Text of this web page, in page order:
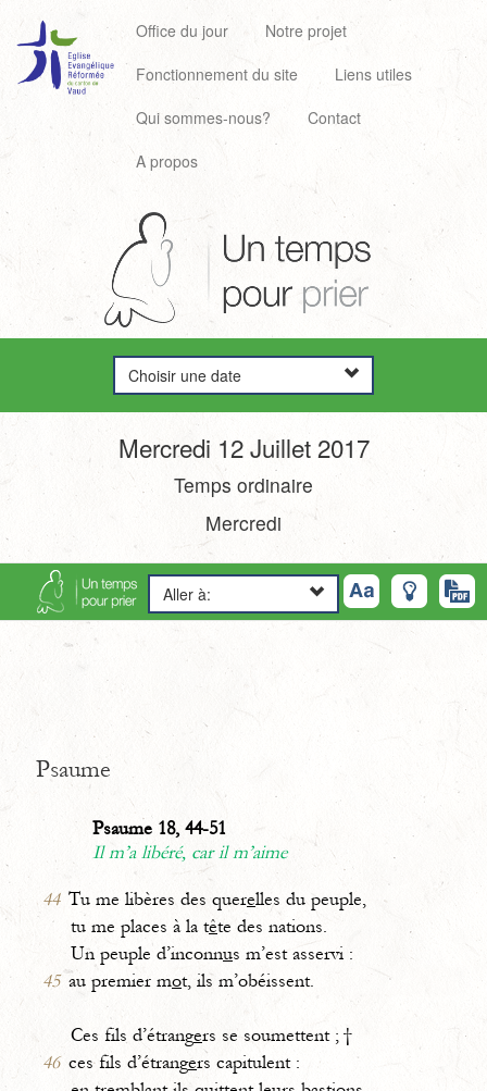
Office du jour
Notre projet
Fonctionnement du site
Liens utiles
Qui sommes-nous?
Contact
A propos
Choisir une date
Mercredi 12 Juillet 2017
Temps ordinaire
Mercredi
Aller à:
Psaume
Psaume 18, 44-51
Il m’a libéré, car il m’aime
44 Tu me libères des querelles du peuple,
tu me places à la tête des nations.
Un peuple d’inconnus m’est asservi :
45 au premier mot, ils m’obéissent.
Ces fils d’étrangers se soumettent ; †
46 ces fils d’étrangers capitulent :